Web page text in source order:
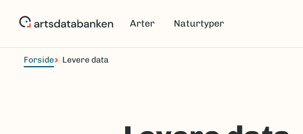
Arter Naturtyper
Forside Levere data